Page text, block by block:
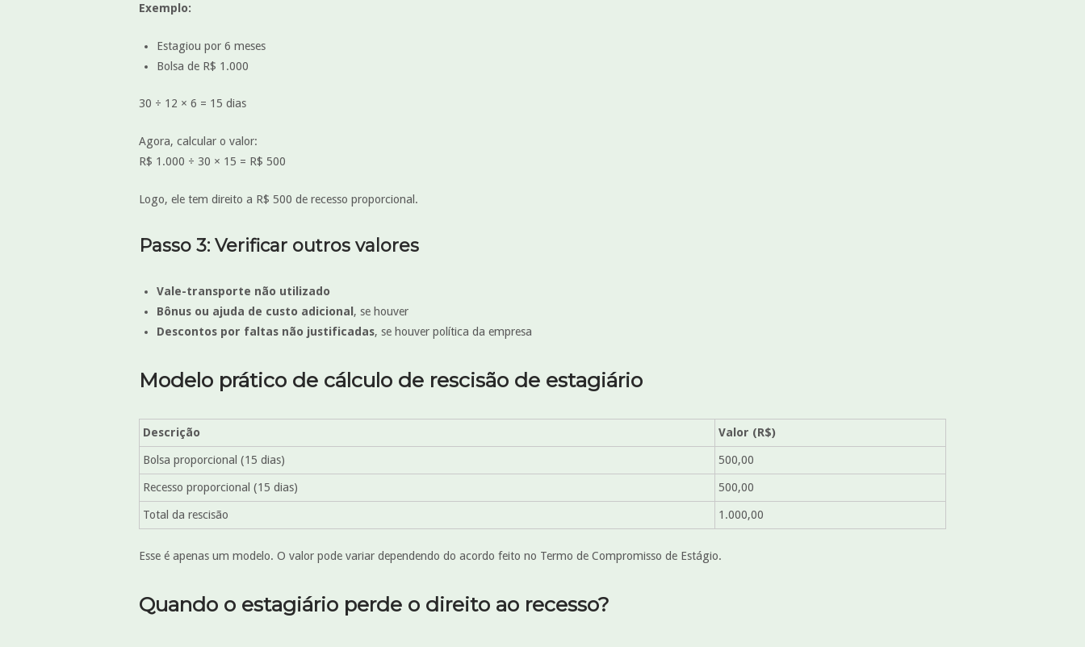
Exemplo:
Estagiou por 6 meses
Bolsa de R$ 1.000
30 ÷ 12 × 6 = 15 dias
Agora, calcular o valor:
R$ 1.000 ÷ 30 × 15 = R$ 500
Logo, ele tem direito a R$ 500 de recesso proporcional.
Passo 3: Verificar outros valores
Vale-transporte não utilizado
Bônus ou ajuda de custo adicional, se houver
Descontos por faltas não justificadas, se houver política da empresa
Modelo prático de cálculo de rescisão de estagiário
Descrição Valor (R$)
Bolsa proporcional (15 dias) 500,00
Recesso proporcional (15 dias) 500,00
Total da rescisão 1.000,00
Esse é apenas um modelo. O valor pode variar dependendo do acordo feito no Termo de Compromisso de Estágio.
Quando o estagiário perde o direito ao recesso?